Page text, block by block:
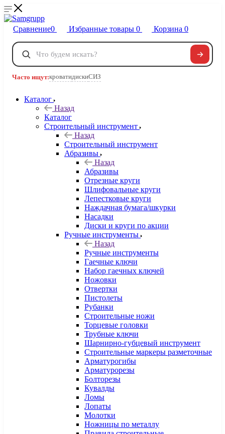
Сравнение0 Избранные товары 0 Корзина 0
Телефоны
8 800 222-40-09
Часто ищут:кроватидискиСИЗ
Каталог
Назад
Каталог
Строительный инструмент
Назад
Строительный инструмент
Абразивы
Назад
Абразивы
Отрезные круги
Шлифовальные круги
Лепестковые круги
Наждачная бумага/шкурки
Насадки
Диски и круги по акции
Ручные инструменты
Назад
Ручные инструменты
Гаечные ключи
Набор гаечных ключей
Ножовки
Отвертки
Пистолеты
Рубанки
Строительные ножи
Торцевые головки
Трубные ключи
Шарнирно-губцевый инструмент
Строительные маркеры разметочные
Арматурогибы
Арматурорезы
Болторезы
Кувалды
Ломы
Лопаты
Молотки
Ножницы по металлу